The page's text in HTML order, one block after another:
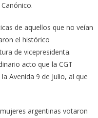
de aquellos que no veían
el histórico
de vicepresidenta.
acto que la CGT
Avenida 9 de Julio, al que
argentinas votaron